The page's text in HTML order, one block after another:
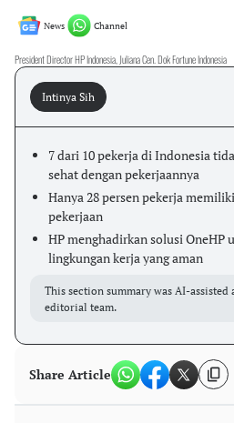
News Channel
President Director HP Indonesia, Juliana Cen. Dok Fortune Indonesia
Intinya Sih
7 dari 10 pekerja di Indonesia
sehat dengan pekerjaannya
Hanya 28 persen pekerja
pekerjaan
HP menghadirkan solusi OneHP
lingkungan kerja yang aman
This section summary was AI-
editorial team.
Share Article